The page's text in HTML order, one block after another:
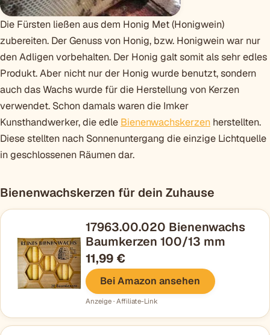
Die Fürsten ließen aus dem Honig Met (Honigwein)
zubereiten. Der Genuss von Honig, bzw. Honigwein war nur
den Adligen vorbehalten. Der Honig galt somit als sehr edles
Produkt. Aber nicht nur der Honig wurde benutzt, sondern
auch das Wachs wurde für die Herstellung von Kerzen
verwendet. Schon damals waren die Imker
Kunsthandwerker, die edle Bienenwachskerzen herstellten.
Diese stellten nach Sonnenuntergang die einzige Lichtquelle
in geschlossenen Räumen dar.
Bienenwachskerzen für dein Zuhause
17963.00.020 Bienenwachs
Baumkerzen 100/13 mm
11,99 €
Bei Amazon ansehen
Anzeige · Affiliate-Link